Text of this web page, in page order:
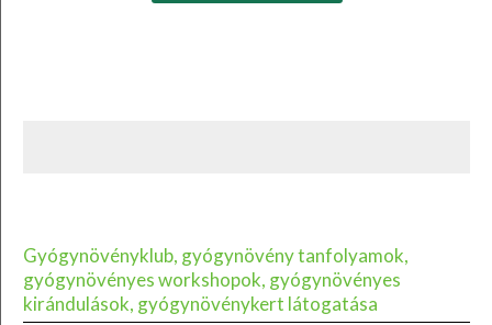
Gyógynövényklub, gyógynövény tanfolyamok,
gyógynövényes workshopok, gyógynövényes
kirándulások, gyógynövénykert látogatása